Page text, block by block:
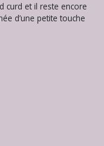
curd et il reste encore
d’une petite touche